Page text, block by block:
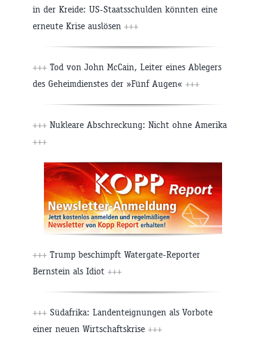
in der Kreide: US-Staatsschulden könnten eine
erneute Krise auslösen +++
+++ Tod von John McCain, Leiter eines Ablegers
des Geheimdienstes der »Fünf Augen« +++
+++ Nukleare Abschreckung: Nicht ohne Amerika
+++
+++ Trump beschimpft Watergate-Reporter
Bernstein als Idiot +++
+++ Südafrika: Landenteignungen als Vorbote
einer neuen Wirtschaftskrise +++